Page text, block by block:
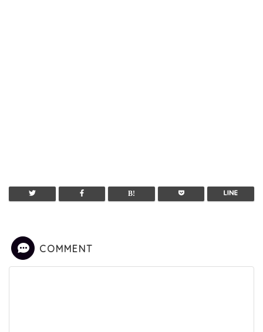
COMMENT